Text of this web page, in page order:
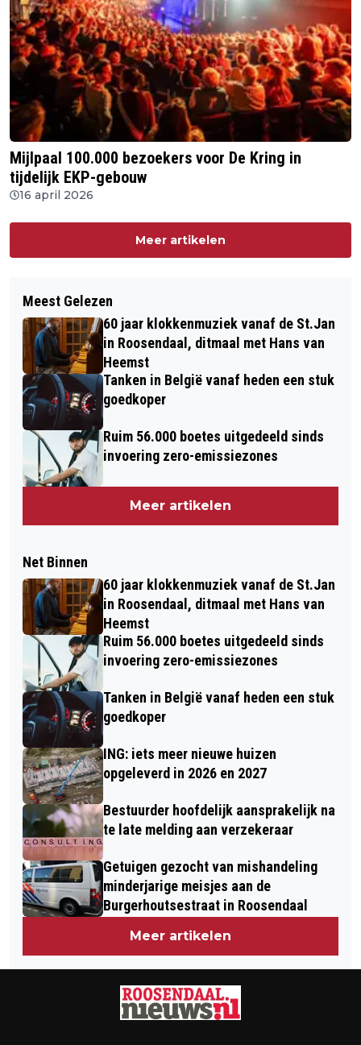
Mijlpaal 100.000 bezoekers voor De Kring in
tijdelijk EKP-gebouw
16 april 2026
Meer artikelen
Meest Gelezen
60 jaar klokkenmuziek vanaf de St.Jan
in Roosendaal, ditmaal met Hans van
Heemst
Tanken in België vanaf heden een stuk
goedkoper
Ruim 56.000 boetes uitgedeeld sinds
invoering zero-emissiezones
Meer artikelen
Net Binnen
60 jaar klokkenmuziek vanaf de St.Jan
in Roosendaal, ditmaal met Hans van
Heemst
Ruim 56.000 boetes uitgedeeld sinds
invoering zero-emissiezones
Tanken in België vanaf heden een stuk
goedkoper
ING: iets meer nieuwe huizen
opgeleverd in 2026 en 2027
Bestuurder hoofdelijk aansprakelijk na
te late melding aan verzekeraar
Getuigen gezocht van mishandeling
minderjarige meisjes aan de
Burgerhoutsestraat in Roosendaal
Meer artikelen